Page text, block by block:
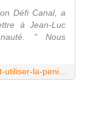
Défi Canal, a
à Jean-Luc
" Nous